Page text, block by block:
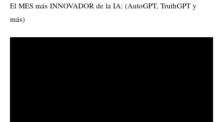
El MES más INNOVADOR de la IA: (AutoGPT, TruthGPT y
más)